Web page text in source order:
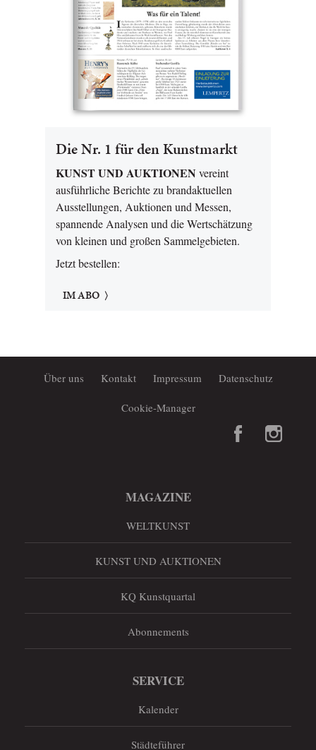
Die Nr. 1 für den Kunstmarkt
KUNST UND AUKTIONEN vereint
ausführliche Berichte zu brandaktuellen
Ausstellungen, Auktionen und Messen,
spannende Analysen und die Wertschätzung
von kleinen und großen Sammelgebieten.
Jetzt bestellen:
IM ABO
Über uns Kontakt Impressum Datenschutz
Cookie-Manager
MAGAZINE
WELTKUNST
KUNST UND AUKTIONEN
KQ Kunstquartal
Abonnements
SERVICE
Kalender
Städteführer